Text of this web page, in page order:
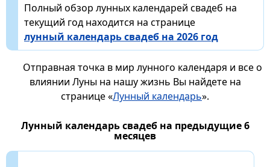
Полный обзор лунных календарей свадеб на
текущий год находится на странице
лунный календарь свадеб на 2026 год
Отправная точка в мир лунного календаря и все о
влиянии Луны на нашу жизнь Вы найдете на
странице «Лунный календарь».
Лунный календарь свадеб на предыдущие 6
месяцев